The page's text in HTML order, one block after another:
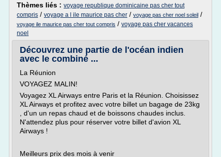
Thèmes liés : voyage republique dominicaine pas cher tout
compris / voyage a l ile maurice pas cher / voyage pas cher noel soleil /
voyage ile maurice pas cher tout compris / voyage pas cher vacances
noel
Découvrez une partie de l'océan indien
avec le combiné ...
La Réunion
VOYAGEZ MALIN!
Voyagez XL Airways entre Paris et la Réunion. Choisissez
XL Airways et profitez avec votre billet un bagage de 23kg
, d'un un repas chaud et de boissons chaudes inclus.
N'attendez plus pour réserver votre billet d'avion XL
Airways !
Meilleurs prix des mois à venir